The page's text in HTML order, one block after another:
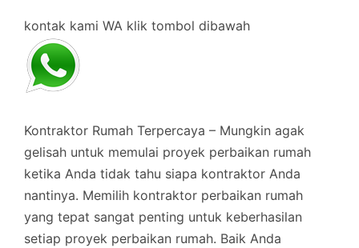
kontak kami WA klik tombol dibawah
Kontraktor Rumah Terpercaya – Mungkin agak
gelisah untuk memulai proyek perbaikan rumah
ketika Anda tidak tahu siapa kontraktor Anda
nantinya. Memilih kontraktor perbaikan rumah
yang tepat sangat penting untuk keberhasilan
setiap proyek perbaikan rumah. Baik Anda